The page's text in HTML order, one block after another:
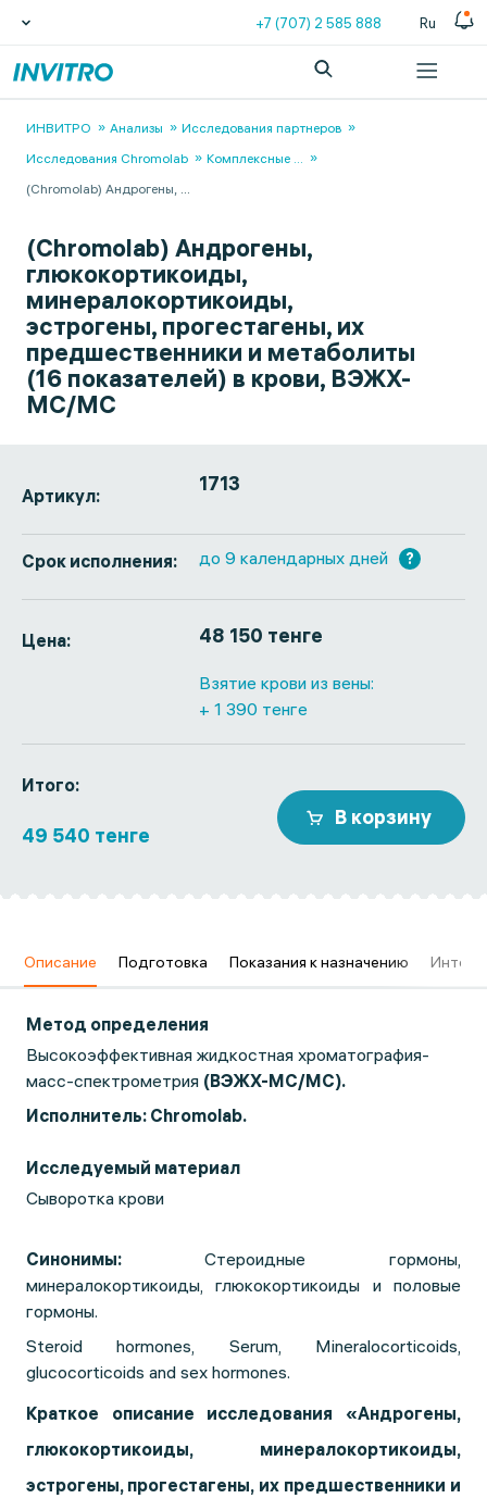
+7 (707) 2 585 888 Ru
ИНВИТРО Анализы
Исследования партнеров
Исследования Chromolab
Комплексные ...
(Chromolab) Андрогены, ...
(Chromolab) Андрогены,
глюкокортикоиды,
минералокортикоиды,
эстрогены, прогестагены, их
предшественники и метаболиты
(16 показателей) в крови, ВЭЖХ-
МС/МС
Артикул: 1713
Срок исполнения: до 9 календарных дней ?
Цена: 48 150 тенге
Взятие крови из вены:
+ 1 390 тенге
Итого:
49 540 тенге
В корзину
Описание Подготовка Показания к назначению
Метод определения
Высокоэффективная жидкостная хроматография-
масс-спектрометрия (ВЭЖХ-МС/МС).
Исполнитель: Chromolab.
Исследуемый материал
Сыворотка крови
Синонимы: Стероидные гормоны,
минералокортикоиды, глюкокортикоиды и половые
гормоны.
Steroid hormones, Serum, Mineralocorticoids,
glucocorticoids and sex hormones.
Краткое описание исследования «Андрогены,
глюкокортикоиды, минералокортикоиды,
эстрогены, прогестагены, их предшественники и